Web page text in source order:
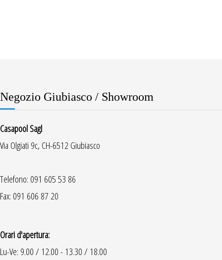
Negozio Giubiasco / Showroom
Casapool Sagl
Via Olgiati 9c, CH-6512 Giubiasco
Telefono: 091 605 53 86
Fax: 091 606 87 20
Orari d'apertura:
Lu-Ve: 9.00 / 12.00 - 13.30 / 18.00